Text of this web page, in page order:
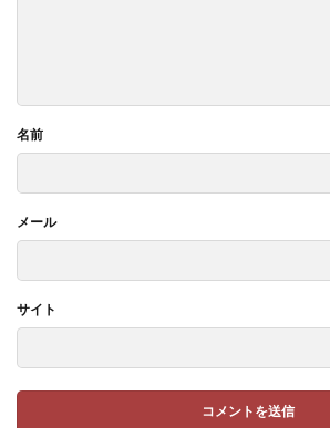
名前
メール
サイト